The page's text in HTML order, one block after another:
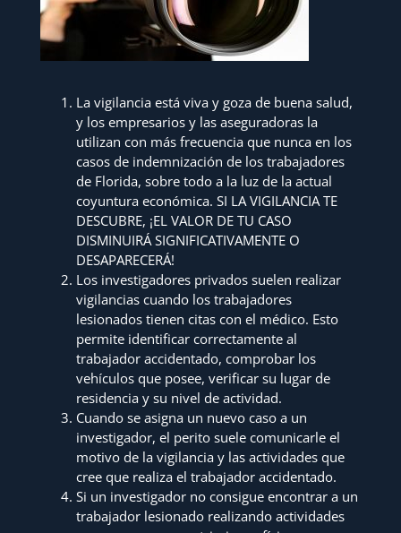
La vigilancia está viva y goza de buena salud,
y los empresarios y las aseguradoras la
utilizan con más frecuencia que nunca en los
casos de indemnización de los trabajadores
de Florida, sobre todo a la luz de la actual
coyuntura económica. SI LA VIGILANCIA TE
DESCUBRE, ¡EL VALOR DE TU CASO
DISMINUIRÁ SIGNIFICATIVAMENTE O
DESAPARECERÁ!
Los investigadores privados suelen realizar
vigilancias cuando los trabajadores
lesionados tienen citas con el médico. Esto
permite identificar correctamente al
trabajador accidentado, comprobar los
vehículos que posee, verificar su lugar de
residencia y su nivel de actividad.
Cuando se asigna un nuevo caso a un
investigador, el perito suele comunicarle el
motivo de la vigilancia y las actividades que
cree que realiza el trabajador accidentado.
Si un investigador no consigue encontrar a un
trabajador lesionado realizando actividades